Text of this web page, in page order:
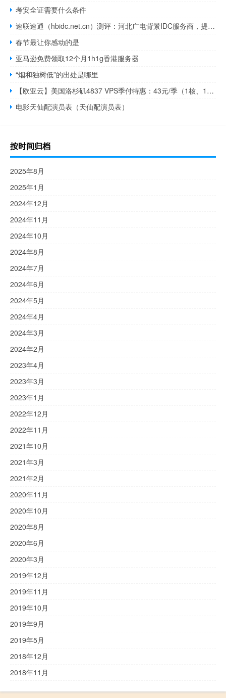
考安全证需要什么条件
速联速通（hbidc.net.cn）测评：河北广电背景IDC服务商，提供专业数据中心解决方案
春节最让你感动的是
亚马逊免费领取12个月1h1g香港服务器
“烟和独树低”的出处是哪里
【欧亚云】美国洛杉矶4837 VPS季付特惠：43元/季（1核、1GB内存、200Mbps带宽、1000GB流量）
电影天仙配演员表（天仙配演员表）
按时间归档
2025年8月
2025年1月
2024年12月
2024年11月
2024年10月
2024年8月
2024年7月
2024年6月
2024年5月
2024年4月
2024年3月
2024年2月
2023年4月
2023年3月
2023年1月
2022年12月
2022年11月
2021年10月
2021年3月
2021年2月
2020年11月
2020年10月
2020年8月
2020年6月
2020年3月
2019年12月
2019年11月
2019年10月
2019年9月
2019年5月
2018年12月
2018年11月